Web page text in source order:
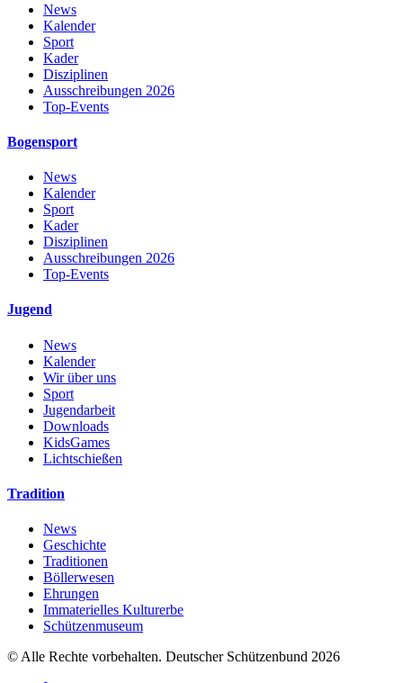
News
Kalender
Sport
Kader
Disziplinen
Ausschreibungen 2026
Top-Events
Bogensport
News
Kalender
Sport
Kader
Disziplinen
Ausschreibungen 2026
Top-Events
Jugend
News
Kalender
Wir über uns
Sport
Jugendarbeit
Downloads
KidsGames
Lichtschießen
Tradition
News
Geschichte
Traditionen
Böllerwesen
Ehrungen
Immaterielles Kulturerbe
Schützenmuseum
© Alle Rechte vorbehalten. Deutscher Schützenbund 2026